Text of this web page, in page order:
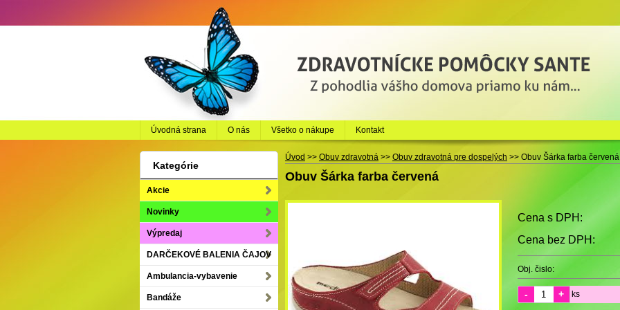
Úvod >> Obuv zdravotná >> Obuv zdravotná pre dospelých >> Obuv Šárka farba červená
Obuv Šárka farba červená
Cena s DPH:
Cena bez DPH:
Obj. čislo:
- + ks
Kategórie
Akcie
Novinky
Výpredaj
DARČEKOVÉ BALENIA ČAJOV
Ambulancia-vybavenie
Bandáže
Úvodná strana O nás Všetko o nákupe Kontakt